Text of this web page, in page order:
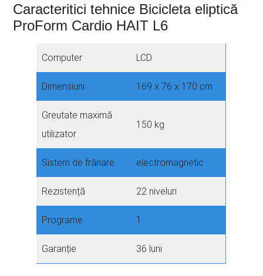
Caracteritici tehnice Bicicleta eliptică
ProForm Cardio HAIT L6
Computer LCD
Dimensiuni 169 x 76 x 170 cm
Greutate maximă
utilizator
150 kg
Sistem de frânare electromagnetic
Rezistență 22 niveluri
Programe 1
Garanție 36 luni